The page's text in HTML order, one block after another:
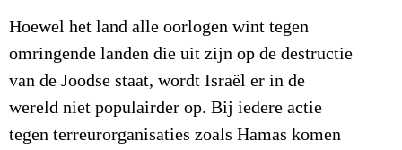
Hoewel het land alle oorlogen wint tegen
omringende landen die uit zijn op de destructie
van de Joodse staat, wordt Israël er in de
wereld niet populairder op. Bij iedere actie
tegen terreurorganisaties zoals Hamas komen